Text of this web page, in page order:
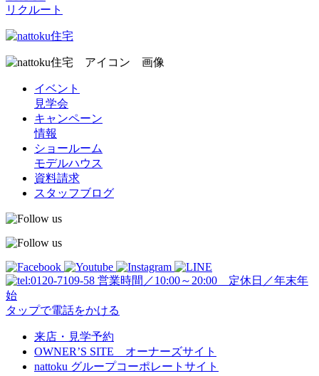
リクルート
イベント
見学会
キャンペーン
情報
ショールーム
モデルハウス
資料請求
スタッフブログ
営業時間／10:00～20:00 定休日／年末年
始
タップで電話をかける
来店・見学予約
OWNER’S SITE オーナーズサイト
nattoku グループコーポレートサイト